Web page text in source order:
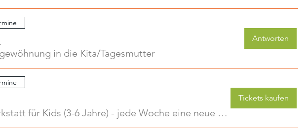
in die Kita/Tagesmutter
Antworten
Kreativwerkstatt für Kids (3-6 Jahre) - jede Woche eine neue Aktivität (2)
Tickets kaufen